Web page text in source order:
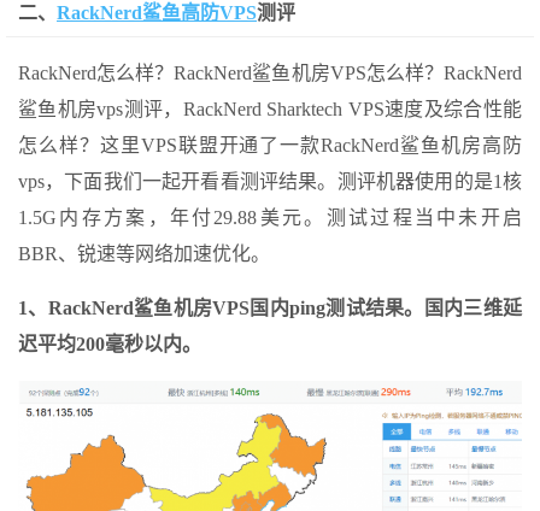
二、 RackNerd鲨鱼高防VPS测评
RackNerd怎么样？RackNerd鲨鱼机房VPS怎么样？RackNerd
鲨鱼机房vps测评，RackNerd Sharktech VPS速度及综合性能
怎么样？这里VPS联盟开通了一款RackNerd鲨鱼机房高防
vps，下面我们一起开看看测评结果。测评机器使用的是1核
1.5G内存方案，年付29.88美元。测试过程当中未开启
BBR、锐速等网络加速优化。
1、RackNerd鲨鱼机房VPS国内ping测试结果。国内三维延
迟平均200毫秒以内。